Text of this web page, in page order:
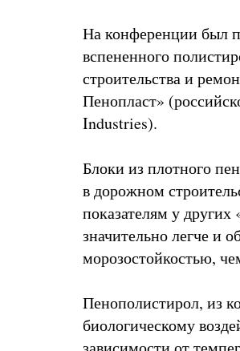
На конференции был
вспененного
строительства и
Пенопласт»
Industries).
Блоки из плотного
в дорожном
показателям у
значительно легче и
морозостойкостью,
Пенополистирол, из
биологическому